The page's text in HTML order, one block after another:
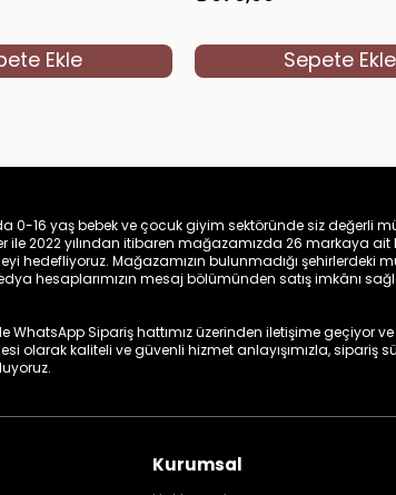
Ekle Sepete Ekle
0-16 yaş bebek ve çocuk giyim sektöründe siz değerli
ile 2022 yılından itibaren mağazamızda 26 markaya
hedefliyoruz. Mağazamızın bulunmadığı şehirlerdeki
hesaplarımızın mesaj bölümünden satış imkânı
WhatsApp Sipariş hattımız üzerinden iletişime geçiyor
olarak kaliteli ve güvenli hizmet anlayışımızla, sipariş
Kurumsal